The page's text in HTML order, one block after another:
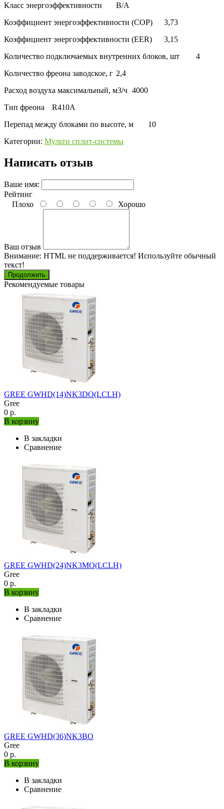
Класс энергоэффективности
В/А
Коэффициент энергоэффективности (COP)
3,73
Коэффициент энергоэффективности (EER)
3,15
Количество подключаемых внутренних блоков, шт
4
Количество фреона заводское, г 2,4
Расход воздуха максимальный, м3/ч 4000
Тип фреона
R410А
Перепад между блоками по высоте, м
10
Категории: Мульти сплит-системы
Написать отзыв
Ваше имя:
Рейтинг
Плохо
Хорошо
Ваш отзыв
Внимание: HTML не поддерживается! Используйте обычный
текст!
Продолжить
Рекомендуемые товары
GREE GWHD(14)NK3DO(LCLH)
Gree
0 р.
В корзину
В закладки
Сравнение
GREE GWHD(24)NK3MO(LCLH)
Gree
0 р.
В корзину
В закладки
Сравнение
GREE GWHD(36)NK3BO
Gree
0 р.
В корзину
В закладки
Сравнение